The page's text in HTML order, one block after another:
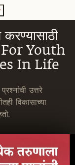
For Youth
In Life
उत्तरे
विकासाच्या